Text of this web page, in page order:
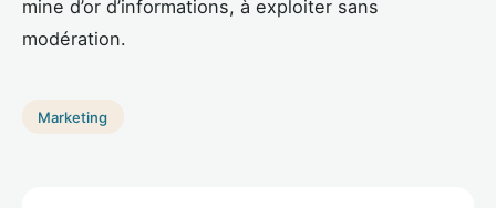
mine d’or d’informations, à exploiter sans
modération.
Marketing